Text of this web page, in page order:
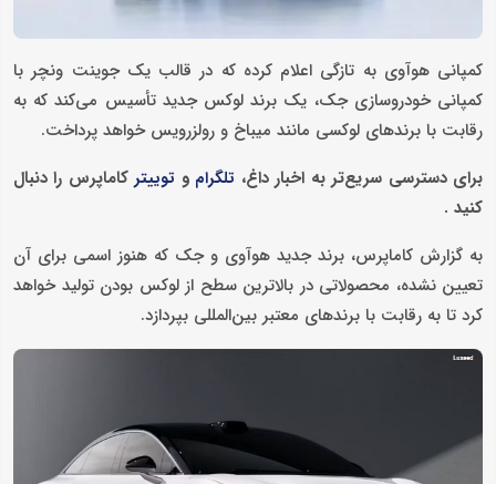
کمپانی هوآوی به تازگی اعلام کرده که در قالب یک جوینت ونچر با
کمپانی خودروسازی جک، یک برند لوکس جدید تأسیس می‌کند که به
رقابت با برندهای لوکسی مانند میباخ و رولزرویس خواهد پرداخت.
برای دسترسی سریع‌تر به اخبار داغ، تلگرام و توییتر کاماپرس را دنبال
کنید .
به گزارش کاماپرس، برند جدید هوآوی و جک که هنوز اسمی برای آن
تعیین نشده، محصولاتی در بالاترین سطح از لوکس بودن تولید خواهد
کرد تا به رقابت با برندهای معتبر بین‌المللی بپردازد.